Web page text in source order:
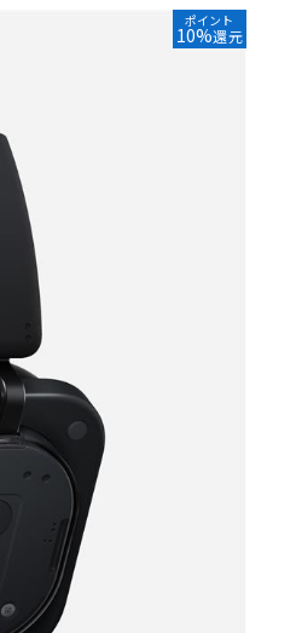
ポイント
10%還元